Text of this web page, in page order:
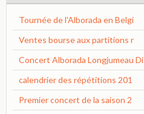
Tournée de l'Alborada en Belgi
Ventes bourse aux partitions r
Concert Alborada Longjumeau Di
calendrier des répétitions 201
Premier concert de la saison 2